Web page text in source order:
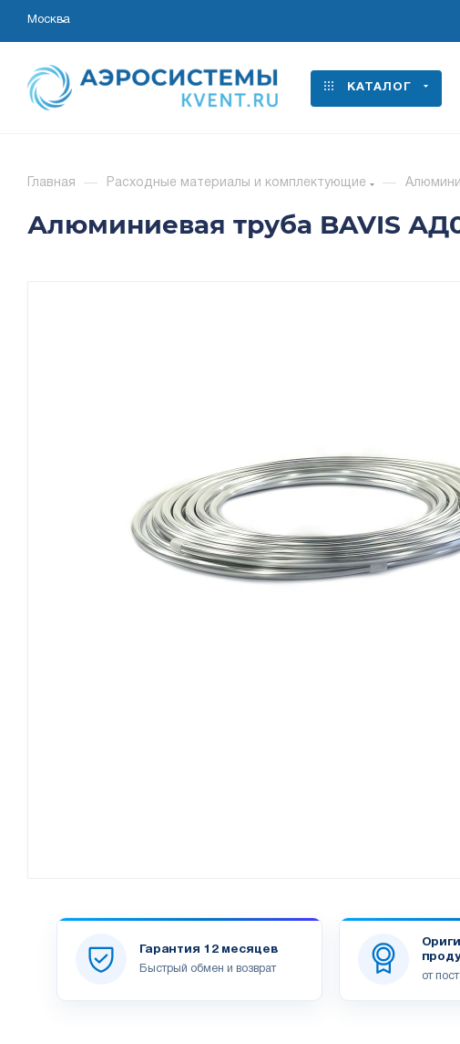
Москва
КАТАЛОГ
Главная — Расходные материалы и комплектующие —
Алюминиевая труба BAVIS
Гарантия 12 месяцев
Быстрый обмен и возврат
от